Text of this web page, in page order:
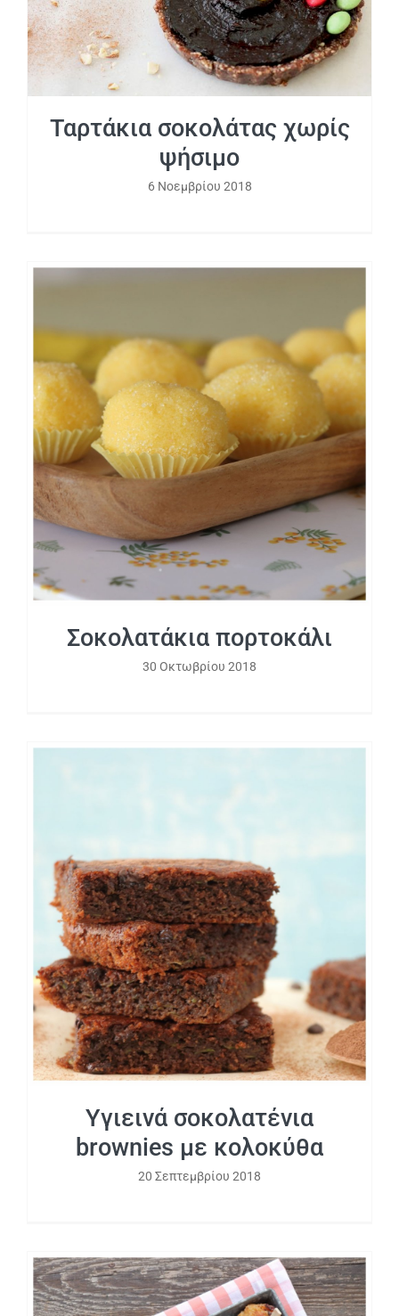
Ταρτάκια σοκολάτας χωρίς
ψήσιμο
6 Νοεμβρίου 2018
Σοκολατάκια πορτοκάλι
Σοκολατάκια πορτοκάλι
30 Οκτωβρίου 2018
Υγιεινά σοκολατένια brownies με
κολοκύθα
Υγιεινά σοκολατένια
brownies με κολοκύθα
20 Σεπτεμβρίου 2018